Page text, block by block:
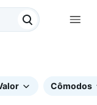
Cômodos